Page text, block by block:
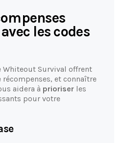
les codes
Whiteout Survival offrent
récompenses, et connaître
aidera à prioriser les
pour votre